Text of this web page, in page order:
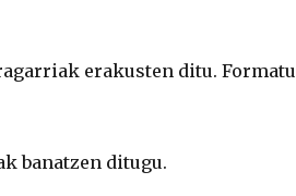
erakusten ditu. Formatu
banatzen ditugu.